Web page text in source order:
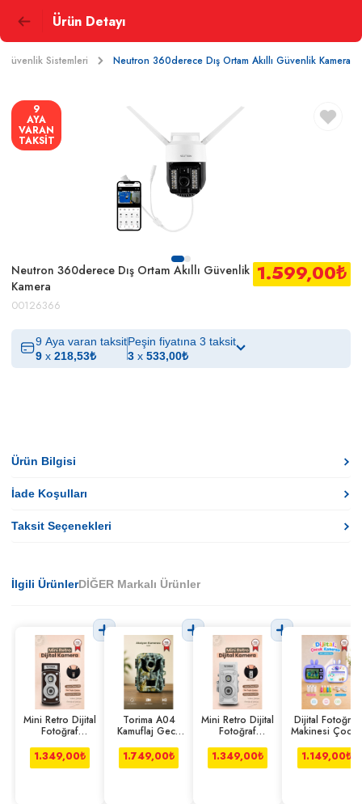
Ürün Detayı
Sistemleri Neutron 360derece Dış Ortam Akıllı Güvenlik Kamera
9
AYA
VARAN
TAKSİT
Neutron 360derece Dış Ortam Akıllı Güvenlik
Kamera
00126366
1.599,00₺
9 Aya varan taksit
9 x 218,53₺
Peşin fiyatına 3 taksit
3 x 533,00₺
Ürün Bilgisi
İade Koşulları
Taksit Seçenekleri
İlgili ÜrünlerDİĞER Markalı Ürünler
Mini Retro Dijital
Fotoğraf
Kamera
1.349,00₺
Torima A04
Kamuflaj Gece
Dayanıklı Av
1.749,00₺
Mini Retro Dijital
Fotoğraf
Kamera
1.349,00₺
Dijital Fotoğraf
Makinesi Çocuk
Kağıt
1.149,00₺